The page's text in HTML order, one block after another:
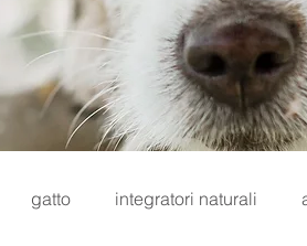
gatto integratori naturali